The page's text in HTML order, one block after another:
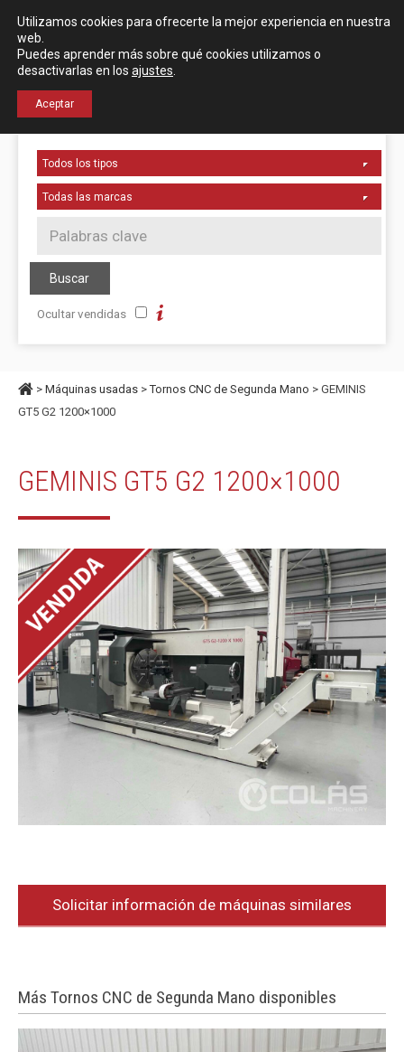
Localización Español English
Ocultar vendidas
> Máquinas usadas >Tornos CNC de Segunda Mano > GEMINIS
GT5 G2 1200×1000
GEMINIS GT5 G2 1200×1000
Solicitar información de máquinas similares
Más Tornos CNC de Segunda Mano disponibles
Utilizamos cookies para ofrecerte la mejor experiencia en nuestra
web.
Puedes aprender más sobre qué cookies utilizamos o
desactivarlas en los ajustes
Aceptar